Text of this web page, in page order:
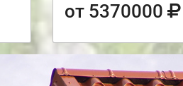
от 5370000